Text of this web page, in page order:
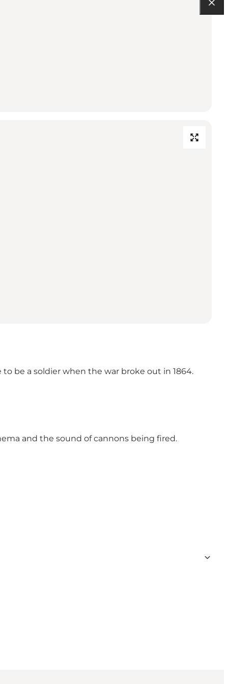
be a soldier when the war broke out in 1864.
and the sound of cannons being fired.